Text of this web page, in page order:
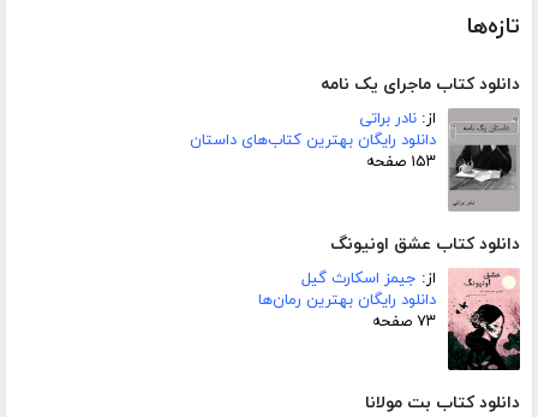
تازه‌ها
دانلود کتاب ماجرای یک نامه
از: نادر براتی
دانلود رایگان بهترین کتاب‌های داستان
۱۵۳ صفحه
دانلود کتاب عشق اونیونگ
از: جیمز اسکارث گیل
دانلود رایگان بهترین رمان‌ها
۷۳ صفحه
دانلود کتاب بت مولانا